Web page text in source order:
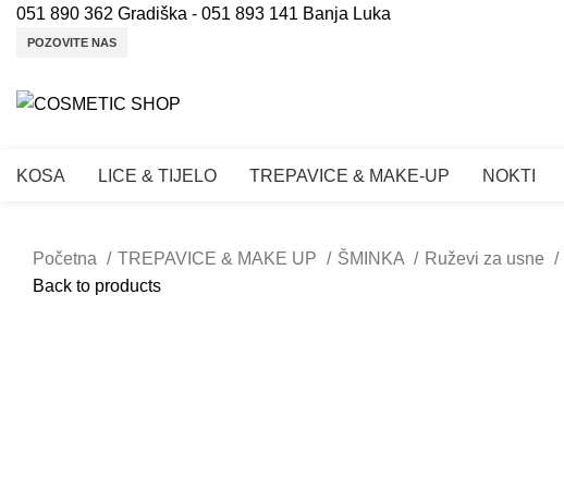
051 890 362 Gradiška - 051 893 141 Banja Luka
POZOVITE NAS
KOSA LICE & TIJELO TREPAVICE & MAKE-UP NOKTI
Početna TREPAVICE & MAKE UP ŠMINKA Ruževi za usne
Back to products